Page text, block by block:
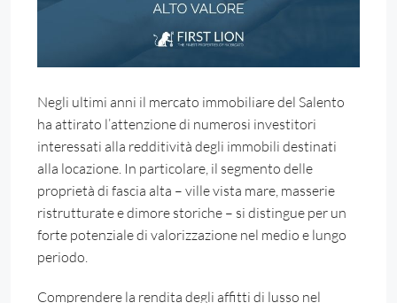
Negli ultimi anni il mercato immobiliare del Salento
ha attirato l’attenzione di numerosi investitori
interessati alla redditività degli immobili destinati
alla locazione. In particolare, il segmento delle
proprietà di fascia alta – ville vista mare, masserie
ristrutturate e dimore storiche – si distingue per un
forte potenziale di valorizzazione nel medio e lungo
periodo.
Comprendere la rendita degli affitti di lusso nel